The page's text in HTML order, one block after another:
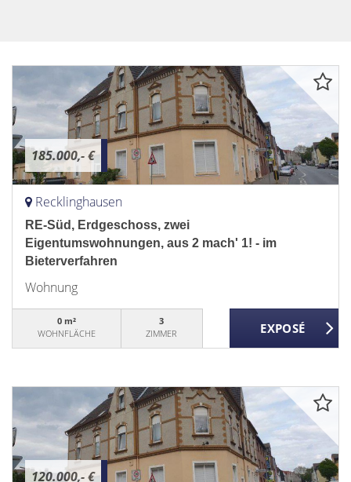
185.000,- €
Recklinghausen
RE-Süd, Erdgeschoss, zwei
Eigentumswohnungen, aus 2 mach' 1! - im
Bieterverfahren
Wohnung
0 m²
WOHNFLÄCHE
3
ZIMMER
120.000,- €